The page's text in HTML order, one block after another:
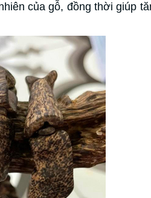
của gỗ, đồng thời giúp